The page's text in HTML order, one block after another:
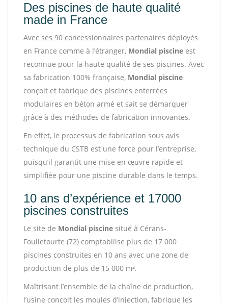
Des piscines de haute qualité
made in France
Avec ses 90 concessionnaires partenaires déployés
en France comme à l’étranger, Mondial piscine est
reconnue pour la haute qualité de ses piscines. Avec
sa fabrication 100% française, Mondial piscine
conçoit et fabrique des piscines enterrées
modulaires en béton armé et sait se démarquer
grâce à des méthodes de fabrication innovantes.
En effet, le processus de fabrication sous avis
technique du CSTB est une force pour l’entreprise,
puisqu’il garantit une mise en œuvre rapide et
simplifiée pour une piscine durable dans le temps.
10 ans d’expérience et 17000
piscines construites
Le site de Mondial piscine situé à Cérans-
Foulletourte (72) comptabilise plus de 17 000
piscines construites en 10 ans avec une zone de
production de plus de 15 000 m².
Maîtrisant l’ensemble de la chaîne de production,
l’usine conçoit les moules d’injection, fabrique les